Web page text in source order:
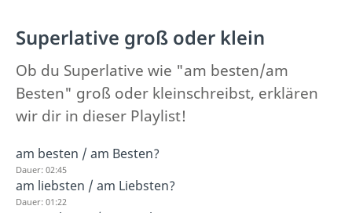
Superlative groß oder klein
Ob du Superlative wie "am besten/am
Besten" groß oder kleinschreibst, erklären
wir dir in dieser Playlist!
am besten / am Besten?
Dauer: 02:45
am liebsten / am Liebsten?
Dauer: 01:22